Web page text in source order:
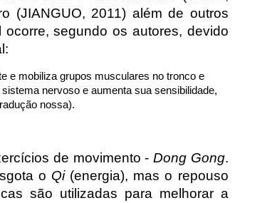
(JIANGUO, 2011) além de outros
segundo os autores, devido
e mobiliza grupos musculares no tronco e
nervoso e aumenta sua sensibilidade,
nossa).
de movimento - Dong Gong.
o Qi(energia), mas o repouso
são utilizadas para melhorar a